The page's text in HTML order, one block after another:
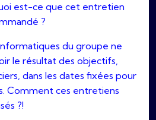
est-ce que cet entretien
?
du groupe ne
le résultat des objectifs,
dans les dates fixées pour
Comment ces entretiens
?!